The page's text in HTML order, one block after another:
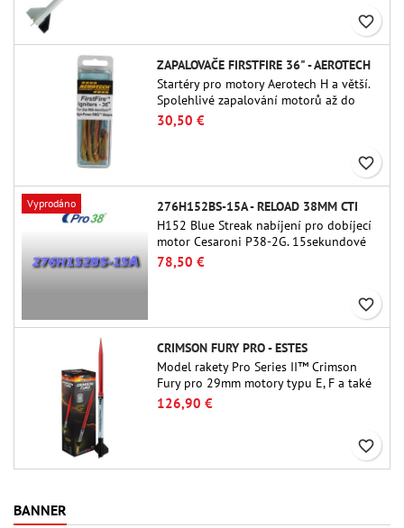
favorite_border
ZAPALOVAČE FIRSTFIRE 36" - AEROTECH
Startéry pro motory Aerotech H a větší.
Spolehlivé zapalování motorů až do
délky 91 cm.
30,50 €
favorite_border
Vyprodáno
276H152BS-15A - RELOAD 38MM CTI
H152 Blue Streak nabíjení pro dobíjecí
motor Cesaroni P38-2G. 15sekundové
zpoždění je nastavitelné pomocí
nástroje ProDAT 38
78,50 €
favorite_border
CRIMSON FURY PRO - ESTES
Model rakety Pro Series II™ Crimson
Fury pro 29mm motory typu E, F a také
G. Crimson Fury, navržený pro pokročilé
raketové nadšence, nabízí vzrušující
stavu a zážitek ze stavby, který je stejně
126,90 €
favorite_border
BANNER